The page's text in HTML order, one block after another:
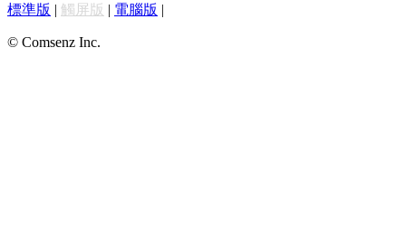
標準版 | 觸屏版 | 電腦版 |
© Comsenz Inc.